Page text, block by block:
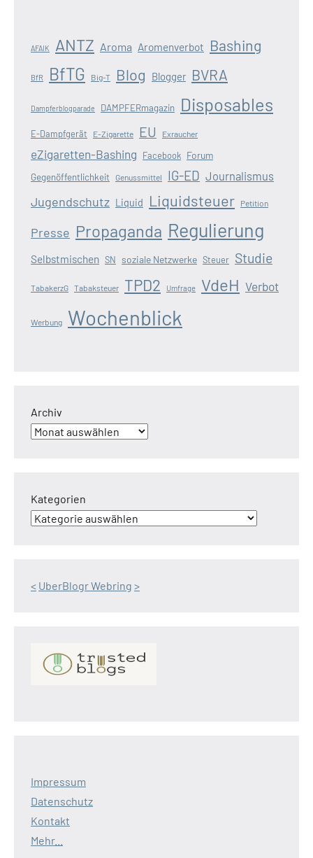
AFAIK ANTZ Aroma Aromenverbot Bashing
BfR BfTG Big-T Blog Blogger BVRA
Dampferblogparade DAMPFERmagazin Disposables
E-Dampfgerät E-Zigarette EU Exraucher
eZigaretten-Bashing Facebook Forum
Gegenöffentlichkeit Genussmittel IG-ED Journalismus
Jugendschutz Liquid Liquidsteuer Petition
Presse Propaganda Regulierung
Selbstmischen SN soziale Netzwerke Steuer Studie
TabakerzG Tabaksteuer TPD2 Umfrage VdeH Verbot
Werbung Wochenblick
Archiv
Kategorien
< UberBlogr Webring >
Impressum
Datenschutz
Kontakt
Mehr...